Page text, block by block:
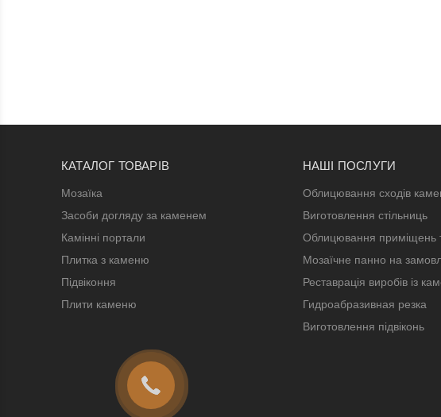
КАТАЛОГ ТОВАРІВ
Мозаїка
Засоби догляду за каменем
Камінні портали
Плитка з каменю
Підвіконня
Плити каменю
НАШІ ПОСЛУГИ
Облицювання сходів
Виготовлення стільниць
Облицювання приміщень
Мозаїчне панно на
Реставрація виробів із
Гидроабразивная резка
Виготовлення підвіконь